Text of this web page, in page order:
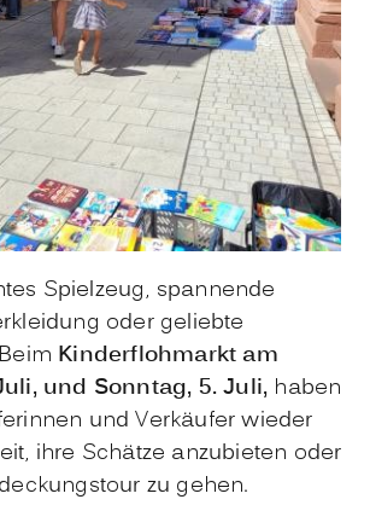
Spielzeug, spannende
oder geliebte
Kinderflohmarkt am
und Sonntag, 5. Juli, haben
und Verkäufer wieder
ihre Schätze anzubieten oder
zu gehen.